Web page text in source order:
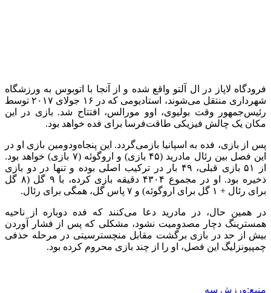
فرودگاه لاپاز در ال آلتو واقع شده و از آنجا با اتوبوس به ورزشگاه
شهرداری منتقل می‌شوند، استادیومی که در ۱۶ جولای ۲۰۱۷ توسط
رئیس‌جمهور وقت بولیوی، اوو مورالس، افتتاح شد. بازی در این
مکان یک چالش فیزیکی طاقت‌فرسا برای فده خواهد بود.
پس از بازی، فده به اسپانیا بازمی‌گردد. این پنجاه‌ودومین بازی او در
این فصل بین رئال مادرید (۴۵ بازی) و اروگوئه (۷ بازی) خواهد بود.
از ۵۱ بازی قبلی، ۴۹ بار در ترکیب اصلی بوده و تنها در دو بازی
ذخیره بود. او در مجموع ۴۳۰۴ دقیقه بازی کرده، با ۹ گل (۸ گل
برای رئال + ۱ گل برای اروگوئه) و ۷ پاس گل، همگی برای رئال.
در همین حال، در مادرید دعا می‌کنند که فده دوباره از ناحیه
همسترینگ دچار مصدومیت نشود، مشکلی که پس از فشار آوردن
بیش از حد در بازی برگشت مقابل منچسترسیتی در مرحله حذفی
چمپیونزلیگ این فصل، او را از چند بازی محروم کرده بود.
منبع:ورزش سه